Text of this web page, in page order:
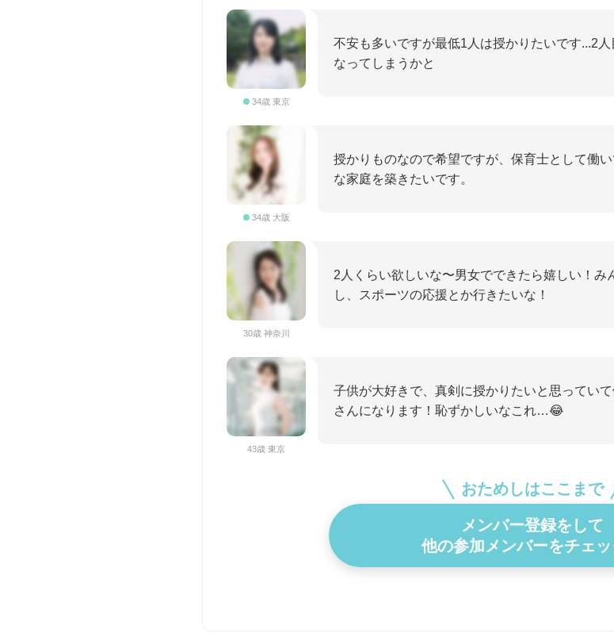
34歳 東京
不安も多いですが最低1人は授かりたいです...2
なってしまうかと
34歳 大阪
授かりものなので希望ですが、保育士として働
な家庭を築きたいです。
30歳 神奈川
2人くらい欲しいな〜男女でできたら嬉しい！み
し、スポーツの応援とか行きたいな！
43歳 東京
子供が大好きで、真剣に授かりたいと思ってい
さんになります！恥ずかしいなこれ…😂
おためしはここまで
メンバー登録をして
他の参加メンバーをチェッ